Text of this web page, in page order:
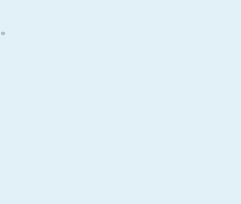
。